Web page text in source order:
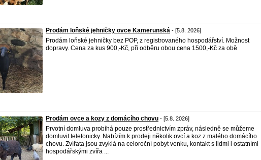
Prodám loňské jehničky ovce Kamerunská - [5.8. 2026]
Prodám loňské jehničky bez POP, z registrovaného hospodářství. Možnost
dopravy. Cena za kus 900,-Kč, při odběru obou cena 1500,-Kč za obě
Prodám ovce a kozy z domácího chovu - [5.8. 2026]
Prvotní domluva probíhá pouze prostřednictvím zpráv, následně se můžeme
domluvit telefonicky. Nabízím k prodeji několik ovcí a koz z malého domácího
chovu. Zvířata jsou zvyklá na celoroční pobyt venku, kontakt s lidmi i ostatními
hospodářskými zvířa ...